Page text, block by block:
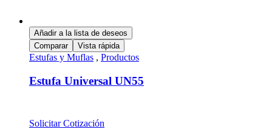
Añadir a la lista de deseos
Comparar
Vista rápida
Estufas y Muflas , Productos
Estufa Universal UN55
Solicitar Cotización